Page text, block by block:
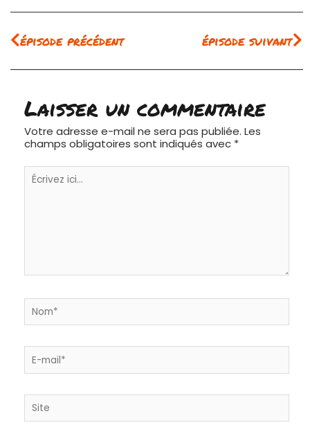
Précédent
épisode précédent épisode suivant
Laisser un commentaire
Votre adresse e-mail ne sera pas publiée. Les
champs obligatoires sont indiqués avec *
Écrivez
ici…
Nom*
E-
mail*
Site